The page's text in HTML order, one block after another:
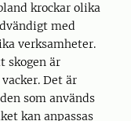
krockar olika
med
verksamheter.
skogen är
Det är
som används
kan anpassas